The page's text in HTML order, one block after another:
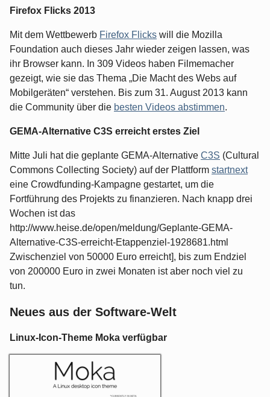
Firefox Flicks 2013
Mit dem Wettbewerb Firefox Flicks will die Mozilla
Foundation auch dieses Jahr wieder zeigen lassen, was
ihr Browser kann. In 309 Videos haben Filmemacher
gezeigt, wie sie das Thema „Die Macht des Webs auf
Mobilgeräten“ verstehen. Bis zum 31. August 2013 kann
die Community über die besten Videos abstimmen.
GEMA-Alternative C3S erreicht erstes Ziel
Mitte Juli hat die geplante GEMA-Alternative C3S (Cultural
Commons Collecting Society) auf der Plattform startnext
eine Crowdfunding-Kampagne gestartet, um die
Fortführung des Projekts zu finanzieren. Nach knapp drei
Wochen ist das
http://www.heise.de/open/meldung/Geplante-GEMA-
Alternative-C3S-erreicht-Etappenziel-1928681.html
Zwischenziel von 50000 Euro erreicht], bis zum Endziel
von 200000 Euro in zwei Monaten ist aber noch viel zu
tun.
Neues aus der Software-Welt
Linux-Icon-Theme Moka verfügbar